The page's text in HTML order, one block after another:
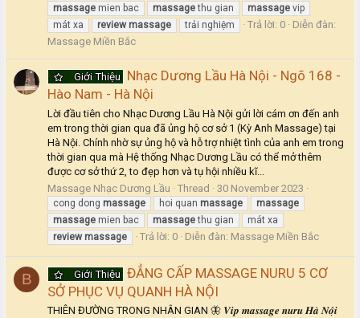
massage mien bac massagethu gian massage vip
mát xa
review massage trải nghiệm Trả lời: 0
Diễn đàn:
Massage Miền Bắc
Giới Thiệu Nhạc Dương Lầu Hà Nội - Ngõ 168 -
Hào Nam - Hà Nội
Lời đầu tiên cho Nhạc Dương Lầu Hà Nội gửi lời cám ơn đến anh
em trong thời gian qua đã ủng hộ cơ sở 1 (Kỳ Anh Massage) tại
Hà Nội. Chính nhờ sự ủng hộ và hỗ trợ nhiệt tình của anh em trong
thời gian qua mà Hệ thống Nhạc Dương Lầu có thể mở thêm
được cơ sở thứ 2, to đẹp hơn và tụ hội nhiều kĩ...
Massage Nhạc Dương Lầu
Thread 30 November 2023
cong dong massage hoi quan massage
massage
massage mien bac massagethu gian
mát xa
review massage Trả lời: 0 Diễn đàn: Massage Miền Bắc
B Giới Thiệu ĐẲNG CẤP MASSAGE NURU 5 CƠ
SỞ PHỤC VỤ QUANH HÀ NỘI
THIÊN ĐƯỜNG TRONG NHÂN GIAN 🦋 𝑽𝒊𝒑 𝒎𝒂𝒔𝒔𝒂𝒈𝒆 𝒏𝒖𝒓𝒖 𝑯𝒂̀ 𝑵𝒐̣̂𝒊